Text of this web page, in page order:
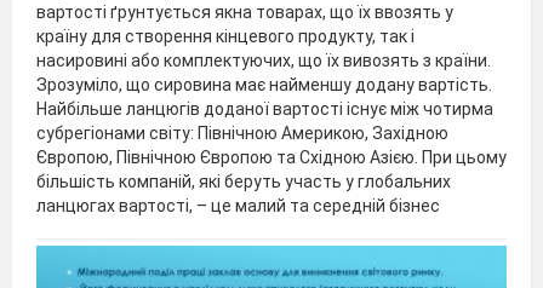
вартості ґрунтується якна товарах, що їх ввозять у
країну для створення кінцевого продукту, так і
насировині або комплектуючих, що їх вивозять з країни.
Зрозуміло, що сировина має найменшу додану вартість.
Найбільше ланцюгів доданої вартості існує між чотирма
субрегіонами світу: Північною Америкою, Західною
Європою, Північною Європою та Східною Азією. При цьому
більшість компаній, які беруть участь у глобальних
ланцюгах вартості, – це малий та середній бізнес